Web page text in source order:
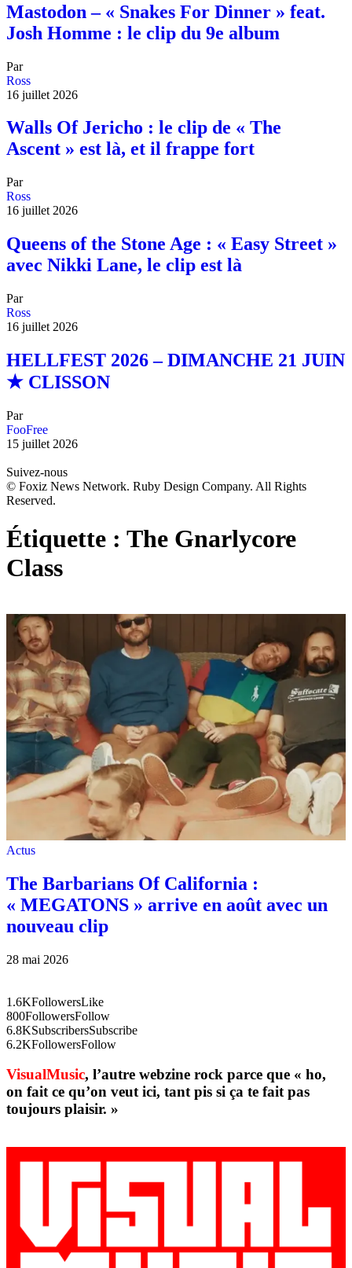
Mastodon – « Snakes For Dinner » feat.
Josh Homme : le clip du 9e album
Par
Ross
16 juillet 2026
Walls Of Jericho : le clip de « The
Ascent » est là, et il frappe fort
Par
Ross
16 juillet 2026
Queens of the Stone Age : « Easy Street »
avec Nikki Lane, le clip est là
Par
Ross
16 juillet 2026
HELLFEST 2026 – DIMANCHE 21 JUIN
★ CLISSON
Par
FooFree
15 juillet 2026
Suivez-nous
© Foxiz News Network. Ruby Design Company. All Rights
Reserved.
Étiquette : The Gnarlycore
Class
Actus
The Barbarians Of California :
« MEGATONS » arrive en août avec un
nouveau clip
28 mai 2026
1.6KFollowersLike
800FollowersFollow
6.8KSubscribersSubscribe
6.2KFollowersFollow
VisualMusic, l’autre webzine rock parce que « ho,
on fait ce qu’on veut ici, tant pis si ça te fait pas
toujours plaisir. »